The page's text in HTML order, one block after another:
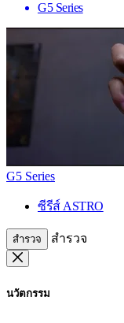
G5 Series
G5 Series
ซีรีส์ ASTRO
สำรวจ สำรวจ
นวัตกรรม